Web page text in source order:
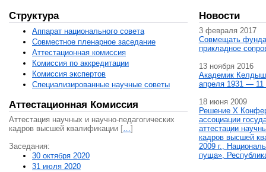
Структура
Аппарат национального совета
Совместное пленарное заседание
Аттестационная комисcия
Комиссия по аккредитации
Комиссия экспертов
Специализированные научные советы
Аттестационная Комиссия
Аттестация научных и научно-педагогических
кадров высшей квалификации […]
Заседания:
30 октября 2020
31 июля 2020
Новости
3 февраля 2017
Совмещать
прикладное
13 ноября 2016
Академик
апреля 1931 — 11
18 июня 2009
Решение X
ассоциации
аттестации
кадров высшей
2009 г.,
пуща»,